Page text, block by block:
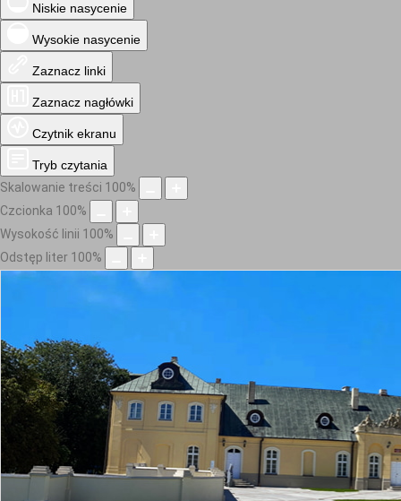
Niskie nasycenie
Wysokie nasycenie
Zaznacz linki
Zaznacz nagłówki
Czytnik ekranu
Tryb czytania
Skalowanie treści 100%
Czcionka 100%
Wysokość linii 100%
Odstęp liter 100%